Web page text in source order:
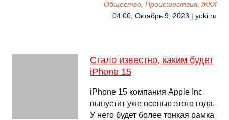
Общество, Происшествия, ЖКХ
04:00, Октябрь 9, 2023 | yoki.ru
Стало известно, каким будет
iPhone 15
iPhone 15 компания Apple Inc
выпустит уже осенью этого года.
У него будет более тонкая рамка